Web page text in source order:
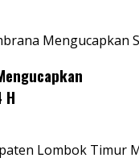
Mengucapkan
H
Lombok Timur